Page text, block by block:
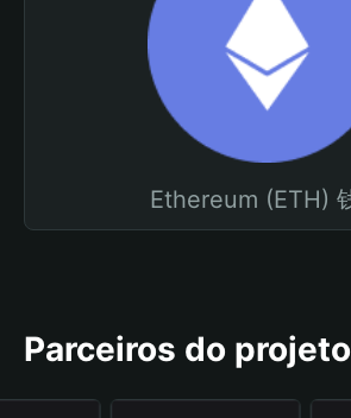
Ethereum (ETH)
Parceiros do projeto